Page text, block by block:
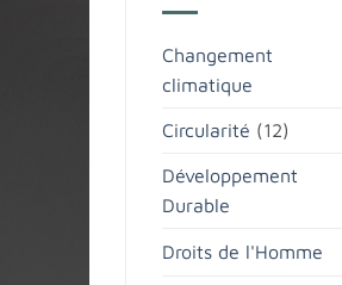
Changement
climatique
Circularité (12)
Développement
Durable
Droits de l'Homme